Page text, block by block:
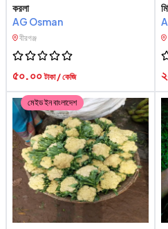
করলা
AG Osman
বীরগঞ্জ
৫০.০০টাকা / কেজি
মেইড ইন বাংলাদেশ